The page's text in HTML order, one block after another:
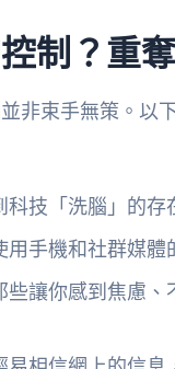
制？重
非束手無策。以
科技「洗腦」的存
用手機和社群媒體
些讓你感到焦慮